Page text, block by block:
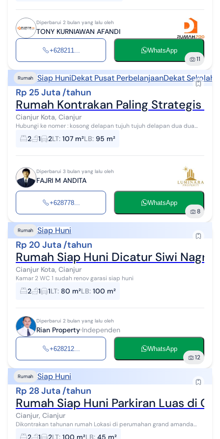
Diperbarui 2 bulan yang lalu oleh
TONY KURNIAWAN AFANDI
+628211... WhatsApp
11
Rumah Siap HuniDekat Pusat PerbelanjaanDekat Sekolah
Rp 25 Juta /tahun
Rumah Kontrakan Paling Strategis
Cianjur Kota, Cianjur
Hubungi ke nomer : kosong delapan tujuh tujuh delapan dua dua
dua dua tiga delapan tujuh Fasilitas : - LT : 107m2 - Kamar tidur 2 -
kamar mandi 1 -...
2 1 2LT: 107 m²LB: 95 m²
Diperbarui 3 bulan yang lalu oleh
FAJRI M ANDITA
+628778... WhatsApp
8
Rumah Siap Huni
Rp 20 Juta /tahun
Rumah Siap Huni Dicatur Siwi
Cianjur Kota, Cianjur
Kamar 2 WC 1 sudah renov garasi siap huni
2 1 1LT: 80 m²LB: 100 m²
Diperbarui 2 bulan yang lalu oleh
Rian Property Independen
+628212... WhatsApp
12
Rumah Siap Huni
Rp 28 Juta /tahun
Rumah Siap Huni Parkiran Luas di
Cianjur, Cianjur
Dikontrakan tahunan rumah Lokasi di perumahan grand amanda
cianjur 2 kamar tidur 1 kamar mandi Parkiran luas Ada rooftop Ada
2 1 2LT: 100 m²LB: 45 m²